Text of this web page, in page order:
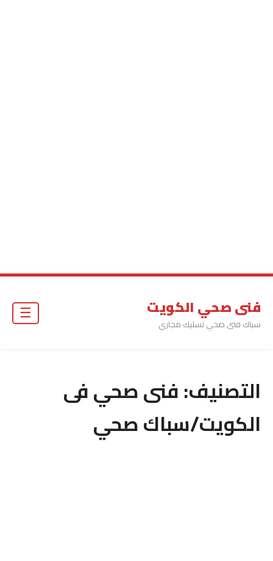
فنى صحي الكويت
سباك فنى صحي تسليك مجاري
التصنيف:فنى صحي فى
الكويت/سباك صحي